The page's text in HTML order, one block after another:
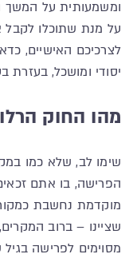
ומשמעותית על המשך
על מנת שתוכלו לקבל
לצרכיכם האישיים,
יסודי ומושכל, בעזרת
מהו החוק
שימו לב, שלא כמו
הפרישה, בו אתם
מוקדמת נחשבת
שציינו – ברוב